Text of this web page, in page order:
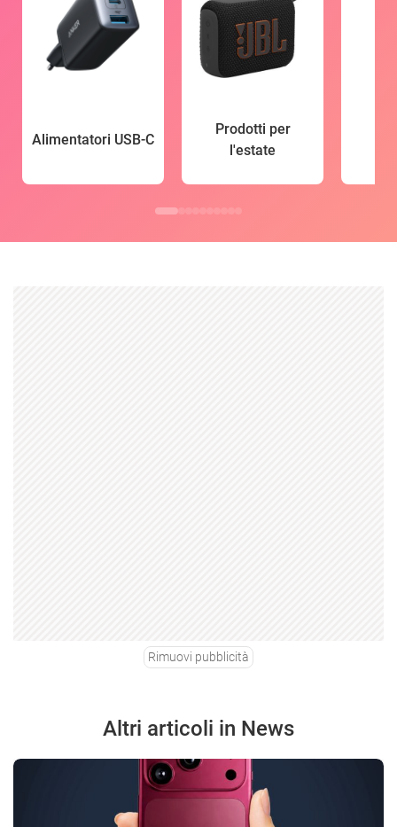
Alimentatori USB-C
Prodotti per
l'estate
Rimuovi pubblicità
Altri articoli in News